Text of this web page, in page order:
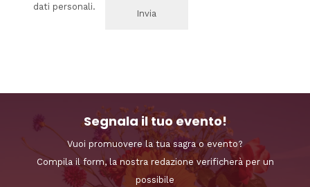
dati personali.
Segnala il tuo evento!
Vuoi promuovere la tua sagra o evento?
Compila il form, la nostra redazione verificherà per un
possibile